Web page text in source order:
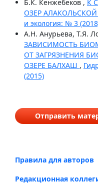
Б.К. Кенжебеков , К
ОЗЕР
и экология: № 3
А.Н. Анурьева, Т.Я.
ЗАВИСИМОСТЬ
ОТ ЗАГРЯЗНЕНИЯ
ОЗЕРЕ БАЛХАШ ,
(2015)
Отправить
Правила для авторов
Редакционная